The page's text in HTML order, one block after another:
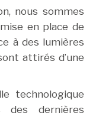
nous sommes
en place de
à des lumières
attirés d’une
technologique
des dernières